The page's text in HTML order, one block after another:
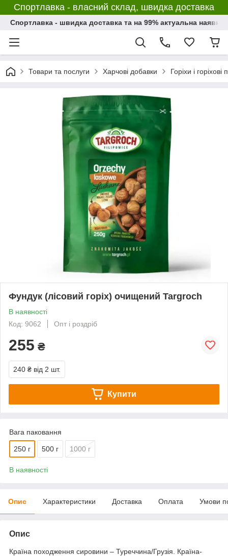
Спортлавка - власний склад, швидка доставка
Спортлавка - швидка доставка та на 99% актуальна
Товари та послуги Харчові добавки Горіхи і горіхові
Фундук (лісовий горіх) очищений Targroch
В наявності
Код: 9062
Опт і роздріб
255 ₴
240 ₴ від 2 шт.
Купити
Вага паковання
250 г 500 г 1000 г
В наявності
Опис Характеристики Доставка Оплата Умови
Опис
Країна походження сировини – Туреччина/Грузія. Країна-